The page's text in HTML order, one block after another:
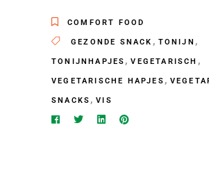
COMFORT FOOD
GEZONDE SNACK , TONIJN ,
TONIJNHAPJES ,VEGETARISCH ,
VEGETARISCHE HAPJES ,
SNACKS ,VIS